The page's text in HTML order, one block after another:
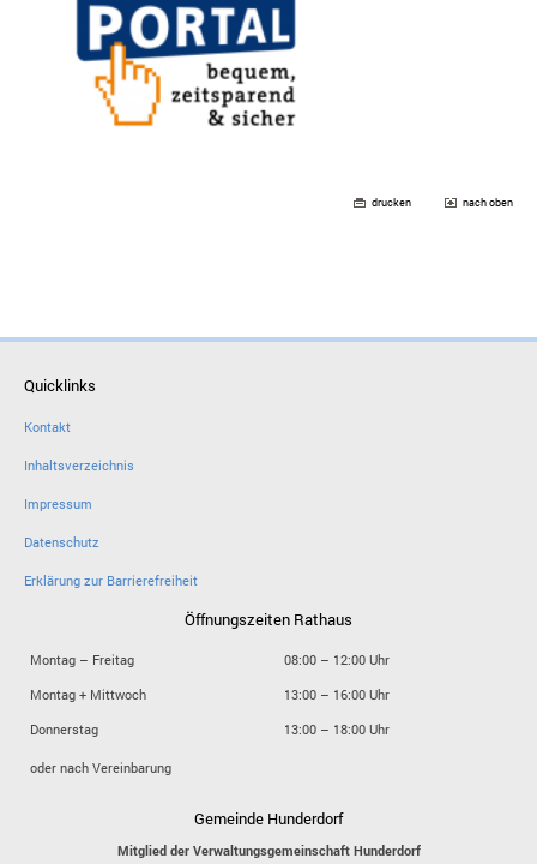
drucken nach oben
Quicklinks
Kontakt
Inhaltsverzeichnis
Impressum
Datenschutz
Erklärung zur Barrierefreiheit
Öffnungszeiten Rathaus
Montag – Freitag
08:00 – 12:00 Uhr
Montag + Mittwoch
13:00 – 16:00 Uhr
Donnerstag
13:00 – 18:00 Uhr
oder nach Vereinbarung
Gemeinde Hunderdorf
Mitglied der Verwaltungsgemeinschaft Hunderdorf